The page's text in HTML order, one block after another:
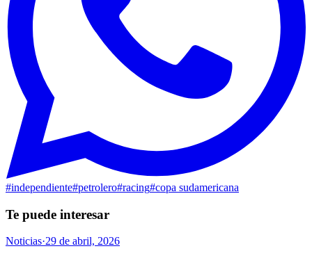
#independiente#petrolero#racing#copa sudamericana
Te puede interesar
Noticias·29 de abril, 2026